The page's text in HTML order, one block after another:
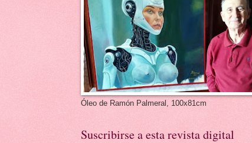
Óleo de Ramón Palmeral, 100x81cm
Suscribirse a esta revista digital